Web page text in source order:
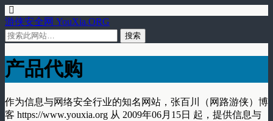
游侠安全网 YouXia.ORG
产品代购
作为信息与网络安全行业的知名网站，张百川（网路游侠）博
客 https://www.youxia.org 从 2009年06月15日 起，提供信息与